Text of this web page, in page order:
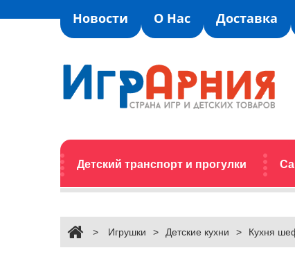
Новости О Нас Доставка
Детский транспорт и прогулки
> Игрушки > Детские кухни > Кухня